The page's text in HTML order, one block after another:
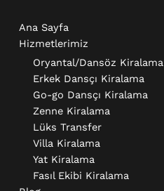
Ana Sayfa
Hizmetlerimiz
Oryantal/Dansöz Kiralama
Erkek Dansçı Kiralama​
Go-go Dansçı Kiralama​
Zenne Kiralama
Lüks Transfer
Villa Kiralama
Yat Kiralama
Fasıl Ekibi Kiralama